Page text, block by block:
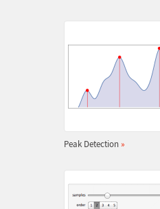
Peak Detection »